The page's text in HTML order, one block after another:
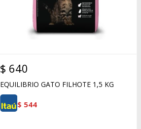
$ 640
EQUILIBRIO GATO FILHOTE 1,5 KG
$ 544